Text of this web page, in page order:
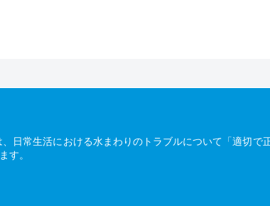
日常生活における水まわりのトラブルについて「適切で
す。